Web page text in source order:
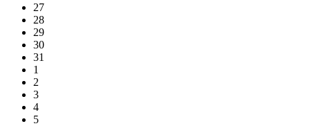
27
28
29
30
31
1
2
3
4
5